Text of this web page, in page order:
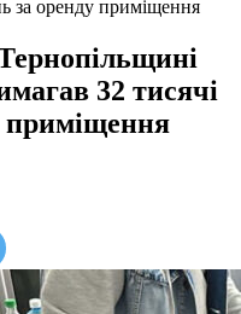
за оренду приміщення
32 тисячі
приміщення